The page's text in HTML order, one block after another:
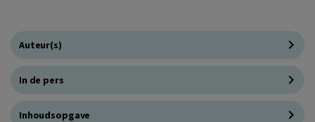
Auteur(s)
In de pers
Inhoudsopgave